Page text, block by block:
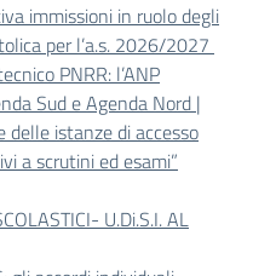
immissioni in ruolo degli
per l’a.s. 2026/2027
PNRR: l’ANP
Sud e Agenda Nord |
delle istanze di accesso
a scrutini ed esami”
U.Di.S.I. AL